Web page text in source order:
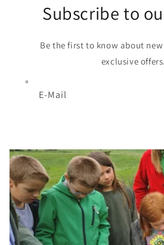
Subscribe to
Be the first to know about
exclusive offers.
E-Mail